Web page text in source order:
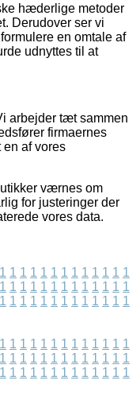
hæderlige metoder
Derudover ser vi
en omtale af
udnyttes til at
arbejder tæt sammen
firmaernes
en af vores
værnes om
for justeringer der
vores data.
1 1 1 1 1 1 1 1 1 1 1 1 1
1 1 1 1 1 1 1 1 1 1 1 1 1
1 1 1 1 1 1 1 1 1 1 1 1 1
1 1 1 1 1 1 1 1 1 1 1 1 1
1 1 1 1 1 1 1 1 1 1 1 1 1
1 1 1 1 1 1 1 1 1 1 1 1 1